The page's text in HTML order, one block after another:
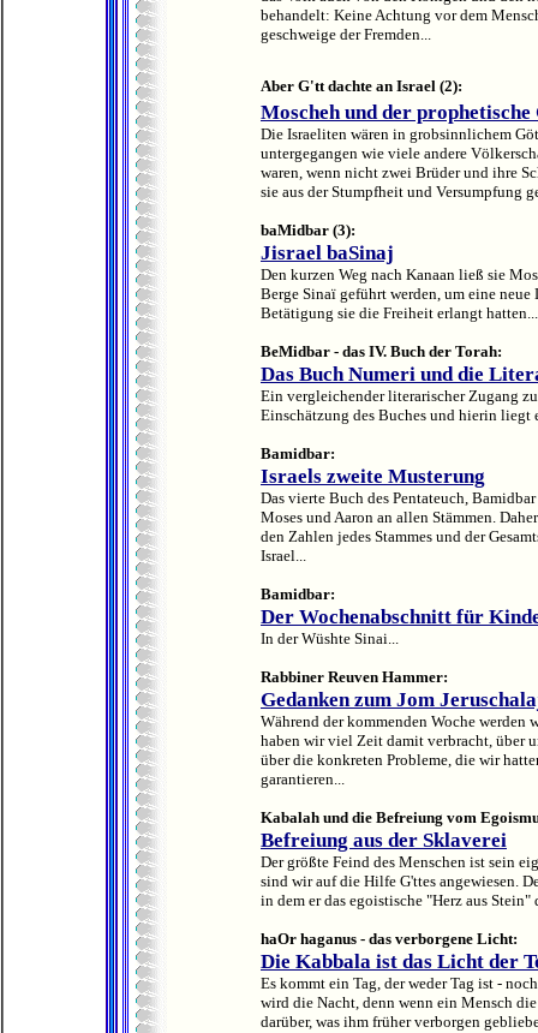
behandelt: Keine Achtung vor dem
geschweige der Fremden...
Aber G'tt dachte an Israel (2):
Moscheh und der prophetische
Die Israeliten wären in grobsinnlichem
untergegangen wie viele andere
waren, wenn nicht zwei Brüder und ihre
sie aus der Stumpfheit und Versumpfung
baMidbar (3):
Jisrael baSinaj
Den kurzen Weg nach Kanaan ließ sie
Berge Sinaï geführt werden, um eine neue
Betätigung sie die Freiheit erlangt hatten...
BeMidbar - das IV. Buch der Torah:
Das Buch Numeri und die
Ein vergleichender literarischer Zugang
Einschätzung des Buches und hierin
Bamidbar:
Israels zweite Musterung
Das vierte Buch des Pentateuch,
Moses und Aaron an allen Stämmen.
den Zahlen jedes Stammes und der
Israel...
Bamidbar:
Der Wochenabschnitt für
In der Wüshte Sinai...
Rabbiner Reuven Hammer:
Gedanken zum Jom
Während der kommenden Woche werden
haben wir viel Zeit damit verbracht, über
über die konkreten Probleme, die wir
garantieren...
Kabalah und die Befreiung vom
Befreiung aus der Sklaverei
Der größte Feind des Menschen ist sein
sind wir auf die Hilfe G'ttes angewiesen.
in dem er das egoistische "Herz aus
haOr haganus - das verborgene Licht:
Die Kabbala ist das Licht der
Es kommt ein Tag, der weder Tag ist -
wird die Nacht, denn wenn ein Mensch
darüber, was ihm früher verborgen